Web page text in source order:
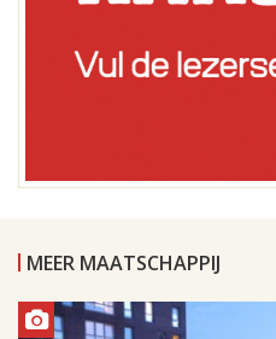
MEER MAATSCHAPPIJ